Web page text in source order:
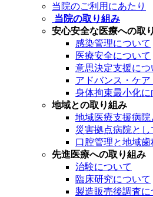
当院のご利用にあたり
当院の取り組み
安心安全な医療への取
感染管理について
医療安全について
意思決定支援につ
アドバンス・ケア
身体拘束最小化に
地域との取り組み
地域医療支援病院
災害拠点病院とし
口腔管理と地域
先進医療への取り組み
治験について
臨床研究について
製造販売後調査に